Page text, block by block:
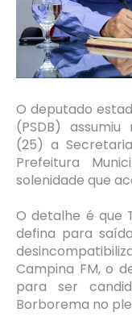
O deputado
(PSDB)
(25) a
Prefeitura
solenidade que
O detalhe é que
defina para
Campina FM, o
para ser
Borborema no